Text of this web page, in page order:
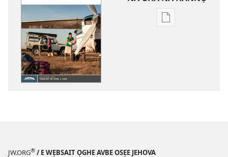
Avbe
JW.ORG® / E WẸBSAIT ỌGHE AVBE OSẸE JEHOVA